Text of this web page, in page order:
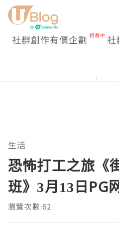
社群創作有價企劃
生活
恐怖打工之旅《
班》3月13日PG
瀏覽次數:62